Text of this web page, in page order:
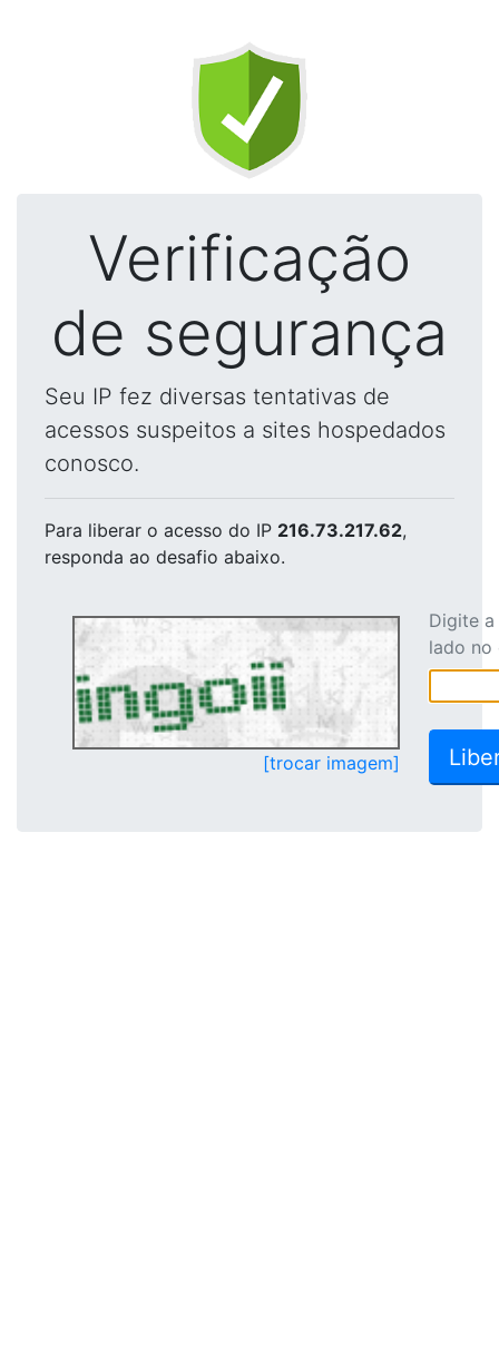
Verificação
de segurança
Seu IP fez diversas tentativas de
acessos suspeitos a sites hospedados
conosco.
Para liberar o acesso do IP 216.73.217.62,
responda ao desafio abaixo.
[trocar imagem]
Digite
lado no